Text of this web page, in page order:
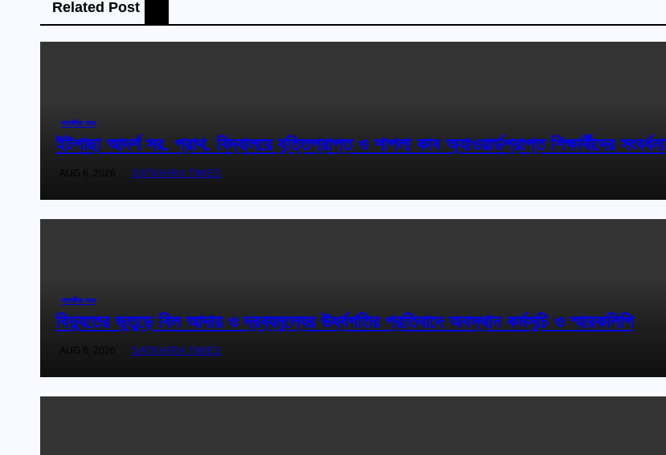
Related Post
সাতক্ষীরা সদর
ইটগাছা আদর্শ সর. প্রাথ. বিদ্যালয়ে বৃত্তিপ্রাপ্ত ও শাপলা কাব অ্যাওয়ার্ডপ্রাপ্ত শিক্ষার্থীদের সংবর্ধনা
AUG 6, 2026 SATKHIRA TIMES
সাতক্ষীরা সদর
বিদ্যুতের ভূতুড়ে বিল আদায় ও দ্রব্যমূল্যের ঊর্ধ্বগতির প্রতিবাদে অবস্থান কর্মসূচি ও স্মারকলিপি
AUG 6, 2026 SATKHIRA TIMES